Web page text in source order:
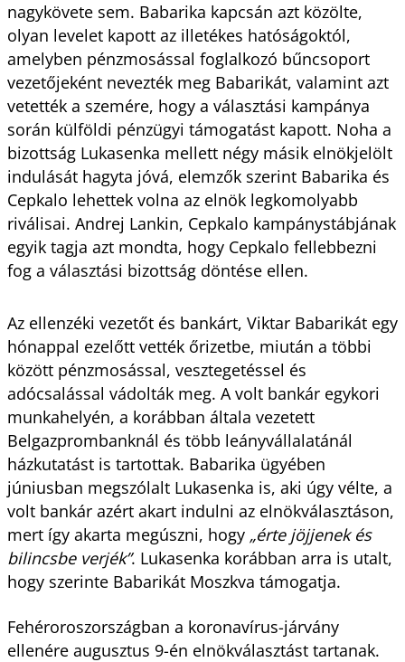
nagykövete sem. Babarika kapcsán azt közölte,
olyan levelet kapott az illetékes hatóságoktól,
amelyben pénzmosással foglalkozó bűncsoport
vezetőjeként nevezték meg Babarikát, valamint azt
vetették a szemére, hogy a választási kampánya
során külföldi pénzügyi támogatást kapott. Noha a
bizottság Lukasenka mellett négy másik elnökjelölt
indulását hagyta jóvá, elemzők szerint Babarika és
Cepkalo lehettek volna az elnök legkomolyabb
riválisai. Andrej Lankin, Cepkalo kampánystábjának
egyik tagja azt mondta, hogy Cepkalo fellebbezni
fog a választási bizottság döntése ellen.
Az ellenzéki vezetőt és bankárt, Viktar Babarikát egy
hónappal ezelőtt vették őrizetbe, miután a többi
között pénzmosással, vesztegetéssel és
adócsalással vádolták meg. A volt bankár egykori
munkahelyén, a korábban általa vezetett
Belgazprombanknál és több leányvállalatánál
házkutatást is tartottak. Babarika ügyében
júniusban megszólalt Lukasenka is, aki úgy vélte, a
volt bankár azért akart indulni az elnökválasztáson,
mert így akarta megúszni, hogy„érte jöjjenek és
bilincsbe verjék”. Lukasenka korábban arra is utalt,
hogy szerinte Babarikát Moszkva támogatja.
Fehéroroszországban a koronavírus-járvány
ellenére augusztus 9-én elnökválasztást tartanak.